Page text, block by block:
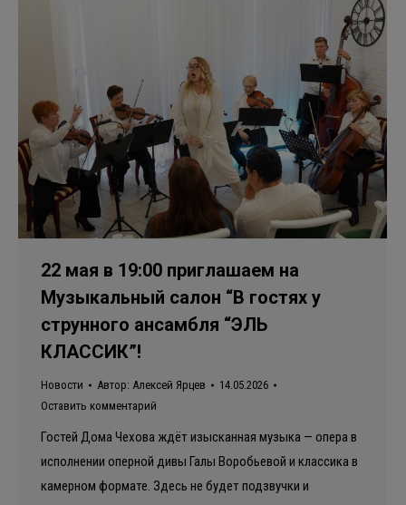
22 мая в 19:00 приглашаем на
Музыкальный салон “В гостях у
струнного ансамбля “ЭЛЬ
КЛАССИК”!
Новости Автор: Алексей Ярцев
14.05.2026
Оставить комментарий
Гостей Дома Чехова ждёт изысканная музыка — опера в
исполнении оперной дивы Галы Воробьевой и классика в
камерном формате. Здесь не будет подзвучки и